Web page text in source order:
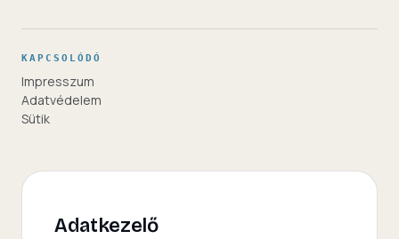
KAPCSOLÓDÓ
Impresszum
Adatvédelem
Sütik
Adatkezelő